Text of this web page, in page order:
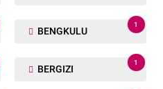
BENGKULU
1
BERGIZI
1